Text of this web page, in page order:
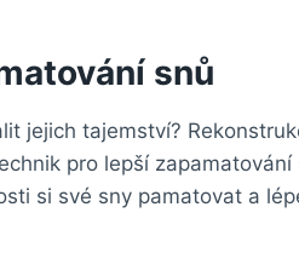
snů
jejich tajemství?
pro lepší
si své sny pamatovat a